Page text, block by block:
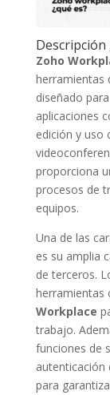
Zoho
herramientas
diseñado
aplicaciones
edición y uso
proporciona
procesos de
equipos.
Una de las
es su amplia
de terceros.
herramientas
Workplace
trabajo.
funciones de
autenticación
para